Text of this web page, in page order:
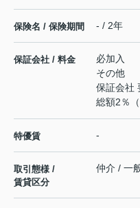
保険名 / 保険期間 - / 2年
保証会社 / 料金
必加入
その他
保証会社
総額2％
特優賃 -
取引態様 /
賃貸区分
仲介 / 一